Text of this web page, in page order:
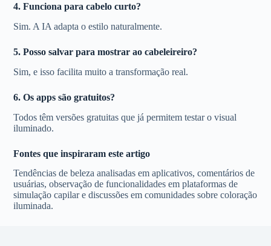
4. Funciona para cabelo curto?
Sim. A IA adapta o estilo naturalmente.
5. Posso salvar para mostrar ao cabeleireiro?
Sim, e isso facilita muito a transformação real.
6. Os apps são gratuitos?
Todos têm versões gratuitas que já permitem testar o visual
iluminado.
Fontes que inspiraram este artigo
Tendências de beleza analisadas em aplicativos, comentários de
usuárias, observação de funcionalidades em plataformas de
simulação capilar e discussões em comunidades sobre coloração
iluminada.